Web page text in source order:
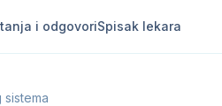
i odgovoriSpisak lekara